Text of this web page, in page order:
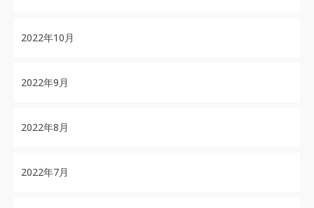
2022年10月
2022年9月
2022年8月
2022年7月